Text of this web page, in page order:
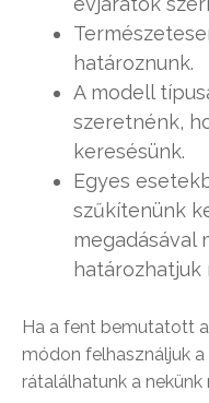
határoznunk.
A modell
szeretnénk,
keresésünk.
Egyes
szűkítenünk
megadásával
határozhatjuk
Ha a fent bemutatott
módon felhasználjuk a
rátalálhatunk a